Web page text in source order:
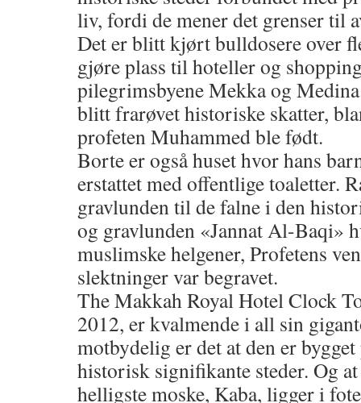
liv, fordi de mener det grenser til
Det er blitt kjørt bulldosere over
gjøre plass til hoteller og
pilegrimsbyene Mekka og
blitt frarøvet historiske skatter,
profeten Muhammed ble født.
Borte er også huset hvor hans
erstattet med offentlige toaletter.
gravlunden til de falne i den
og gravlunden «Jannat Al-Baqi»
muslimske helgener, Profetens
slektninger var begravet.
The Makkah Royal Hotel Clock
2012, er kvalmende i all sin
motbydelig er det at den er
historisk signifikante steder. Og
helligste moske, Kaba, ligger i